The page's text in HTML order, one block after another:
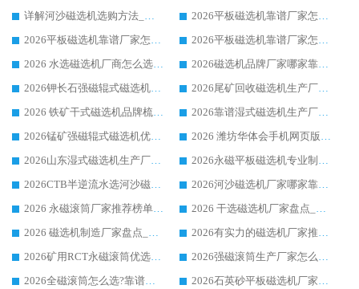
详解河沙磁选机选购方法_除铁器品牌及华体会手机网页版-华体会(中国) 企业解析
2026平板磁选机靠谱厂家怎么选？华体会手机网页版-华体会(中国) 凭硬实力甄选合作品牌
2026平板磁选机靠谱厂家怎么选？华体会手机网页版-华体会(中国) 凭硬实力甄选合作品牌
2026平板磁选机靠谱厂家怎么选？华体会手机网页版-华体会(中国) 凭硬实力甄选合作品牌
2026 水选磁选机厂商怎么选 潍坊华体会手机网页版-华体会(中国) 技术实力强
2026磁选机品牌厂家哪家靠谱?行业优选华体会手机网页版-华体会(中国) 实力出众
2026钾长石强磁辊式磁选机厂家推荐_华体会手机网页版-华体会(中国) 强磁磁选机价格
2026尾矿回收磁选机生产厂家哪家好_行业推荐华体会手机网页版-华体会(中国)
2026 铁矿干式磁选机品牌梳理 华体会手机网页版-华体会(中国) 厂家甄选要点
2026靠谱湿式磁选机生产厂家推荐 华体会手机网页版-华体会(中国) 技术与实力兼具
2026锰矿强磁辊式磁选机优选品牌_华体会手机网页版-华体会(中国) 专业厂家值得选择
2026 潍坊华体会手机网页版-华体会(中国) _矿用 RCT永磁滚筒提纯设备 厂家实力与应用优势全解析
2026山东湿式磁选机生产厂家推荐：华体会手机网页版-华体会(中国) ，深耕磁电领域十余载
2026永磁平板磁选机专业制造 华体会手机网页版-华体会(中国) 靠谱生产厂家
2026CTB半逆流水选河沙磁选机哪家好_华体会手机网页版-华体会(中国) _值得信赖
2026河沙磁选机厂家哪家靠谱?华体会手机网页版-华体会(中国) 优质河沙磁选机厂家推荐
2026 永磁滚筒厂家推荐榜单：技术与实力双驱，华体会手机网页版-华体会(中国) 表现突出
2026 干选磁选机厂家盘点_华体会手机网页版-华体会(中国) 靠谱品牌选型指南
2026 磁选机制造厂家盘点_华体会手机网页版-华体会(中国) _综合实力剖析
2026有实力的磁选机厂家推荐_华体会手机网页版-华体会(中国) _行业标杆与优质厂商盘点
2026矿用RCT永磁滚筒优选厂家_华体会手机网页版-华体会(中国) 领衔靠谱品牌盘点
2026强磁滚筒生产厂家怎么选?行业口碑推荐华体会手机网页版-华体会(中国)
2026全磁滚筒怎么选?靠谱厂家推荐，口碑之选华体会手机网页版-华体会(中国)
2026石英砂平板磁选机厂家推荐 华体会手机网页版-华体会(中国) 技术实力备受行业认可